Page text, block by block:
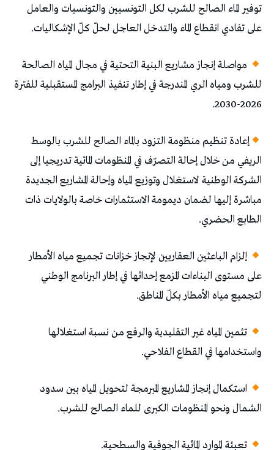
توفير الماء الصالح للشرب لكل التونسيين والتونسيات والعامل
على تفادي انقطاع الماء والتدخل العاجل لحلّ كلّ الإشكاليات.
مواصلة إنجاز مشاريع البنية التحتية في مجال المياه الصالحة
للشرب ومياه الري المندرجة في إطار تنفيذ البرامج المستقبلية للفترة
2026-2030.
إعادة تنظيم منظومة التزود بالماء الصالح للشرب بالوسط
الريفي من خلال إحالة التصرّف في المنظومات المائية تدريجيا إلى
الشركة الوطنية لاستغلال وتوزيع المياه وإحالة المشاريع الجديدة
مباشرة إليها لضمان ديمومة الاستثمارات خاصة بالولايات ذات
الطابع الحضري.
إلزام الباعثين العقاريين لإنجاز خزانات تجميع مياه الأمطار
على مستوى البناءات المزمع إحداثها في إطار البرنامج الوطني
لتجميع مياه الأمطار بكلّ المناطق.
تثمين المياه غير التقليدية والرفع من نسبة استغلالها
واستخدامها في القطاع الفلاحي.
استكمال إنجاز المشاريع المبرمجة لتحويل المياه بين سدود
الشمال ونحو المنظومات الكبرى للماء الصالح للشرب.
تعبئة الموارد المائية الجوفية والسطحية.